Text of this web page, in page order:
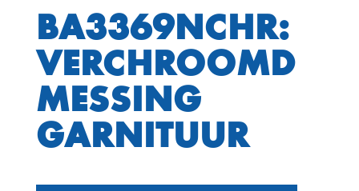
BA3369NCHR:
VERCHROOMD
MESSING
GARNITUUR